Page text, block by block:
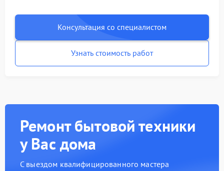
Консультация со специалистом
Узнать стоимость работ
Ремонт бытовой техники
у Вас дома
С выездом квалифицированного мастера